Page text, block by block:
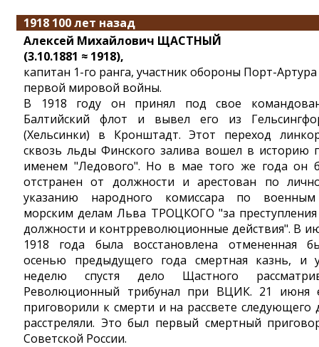
1918 100 лет назад
Алексей Михайлович ЩАСТНЫЙ
(3.10.1881 ≈ 1918),
капитан 1-го ранга, участник обороны Порт-
первой мировой войны.
В 1918 году он принял под свое
Балтийский флот и вывел его из
(Хельсинки) в Кронштадт. Этот переход
сквозь льды Финского залива вошел в историю
именем "Ледового". Но в мае того же года он
отстранен от должности и арестован по
указанию народного комиссара по
морским делам Льва ТРОЦКОГО "за
должности и контрреволюционные действия". В
1918 года была восстановлена отмененная
осенью предыдущего года смертная казнь, и
неделю спустя дело Щастного
Революционный трибунал при ВЦИК. 21 июня
приговорили к смерти и на рассвете следующего
расстреляли. Это был первый смертный
Советской России.